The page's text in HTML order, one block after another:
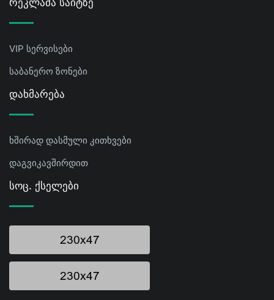
VIP სერვისები
საბანერო ზონები
Დახმარება
ხშირად დასმული კითხვები
დაგვიკავშირდით
Სოც. Ქსელები